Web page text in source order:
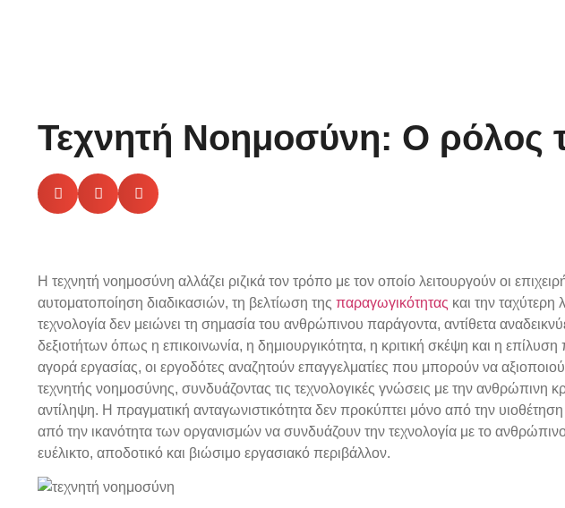
Τεχνητή Νοημοσύνη: Ο ρόλος
Η τεχνητή νοημοσύνη αλλάζει ριζικά τον τρόπο με τον οποίο λειτουργούν οι
αυτοματοποίηση διαδικασιών, τη βελτίωση της παραγωγικότητας και την
τεχνολογία δεν μειώνει τη σημασία του ανθρώπινου παράγοντα, αντίθετα
δεξιοτήτων όπως η επικοινωνία, η δημιουργικότητα, η κριτική σκέψη και η
αγορά εργασίας, οι εργοδότες αναζητούν επαγγελματίες που μπορούν να
τεχνητής νοημοσύνης, συνδυάζοντας τις τεχνολογικές γνώσεις με την ανθρώπινη
αντίληψη. Η πραγματική ανταγωνιστικότητα δεν προκύπτει μόνο από την
από την ικανότητα των οργανισμών να συνδυάζουν την τεχνολογία με το
ευέλικτο, αποδοτικό και βιώσιμο εργασιακό περιβάλλον.